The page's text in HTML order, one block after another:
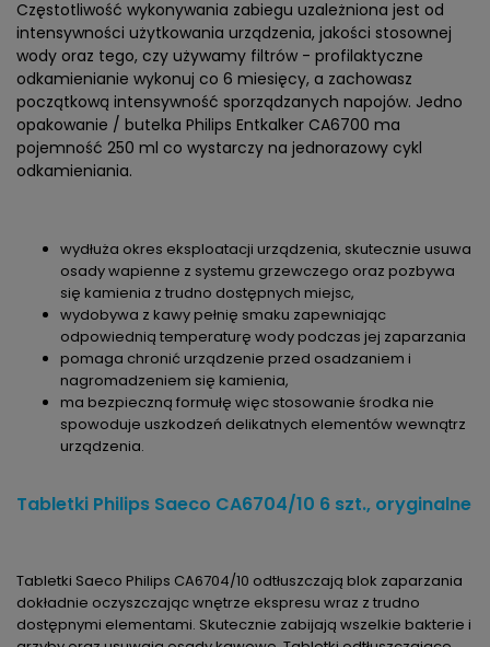
Częstotliwość wykonywania zabiegu uzależniona jest od
intensywności użytkowania urządzenia, jakości stosownej
wody oraz tego, czy używamy filtrów - profilaktyczne
odkamienianie wykonuj co 6 miesięcy, a zachowasz
początkową intensywność sporządzanych napojów. Jedno
opakowanie / butelka Philips Entkalker CA6700 ma
pojemność 250 ml co wystarczy na jednorazowy cykl
odkamieniania.
wydłuża okres eksploatacji urządzenia, skutecznie usuwa
osady wapienne z systemu grzewczego oraz pozbywa
się kamienia z trudno dostępnych miejsc,
wydobywa z kawy pełnię smaku zapewniając
odpowiednią temperaturę wody podczas jej zaparzania
pomaga chronić urządzenie przed osadzaniem i
nagromadzeniem się kamienia,
ma bezpieczną formułę więc stosowanie środka nie
spowoduje uszkodzeń delikatnych elementów wewnątrz
urządzenia.
Tabletki Philips Saeco CA6704/10 6 szt., oryginalne
Tabletki Saeco Philips CA6704/10 odtłuszczają blok zaparzania
dokładnie oczyszczając wnętrze ekspresu wraz z trudno
dostępnymi elementami. Skutecznie zabijają wszelkie bakterie i